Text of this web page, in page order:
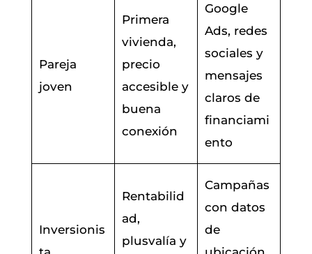
Pareja
joven
Primera
vivienda,
precio
accesible y
buena
conexión
Google
Ads, redes
sociales y
mensajes
claros de
financiami
ento
Inversionis
Rentabilid
ad,
plusvalía y
Campañas
con datos
de